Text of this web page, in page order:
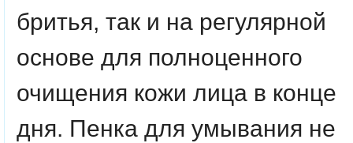
бритья, так и на регулярной
основе для полноценного
очищения кожи лица в конце
дня. Пенка для умывания не